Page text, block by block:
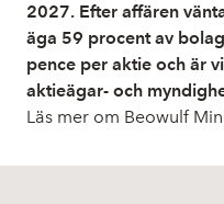
2027. Efter affären
äga 59 procent av
pence per aktie och är
aktieägar- och
Läs mer om Beowulf